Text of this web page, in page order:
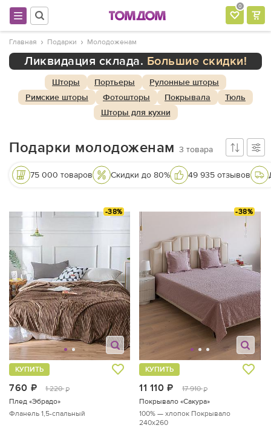
0
Главная Подарки Молодоженам
Ликвидация склада. Большие скидки!
Шторы Портьеры
Рулонные шторы
Римские шторы
Фотошторы Покрывала
Тюль
Шторы для кухни
Подарки молодоженам 3 товара
75 000 товаров Скидки до 80% 49 935 отзывов
-38%
760 руб.
1 220 руб.
КУПИТЬ
Плед «Эбрадо»
Фланель 1,5-спальный
-38%
11 110 руб.
17 910
КУПИТЬ
Покрывало «Сакура»
100% — хлопок Покрывало
240х260